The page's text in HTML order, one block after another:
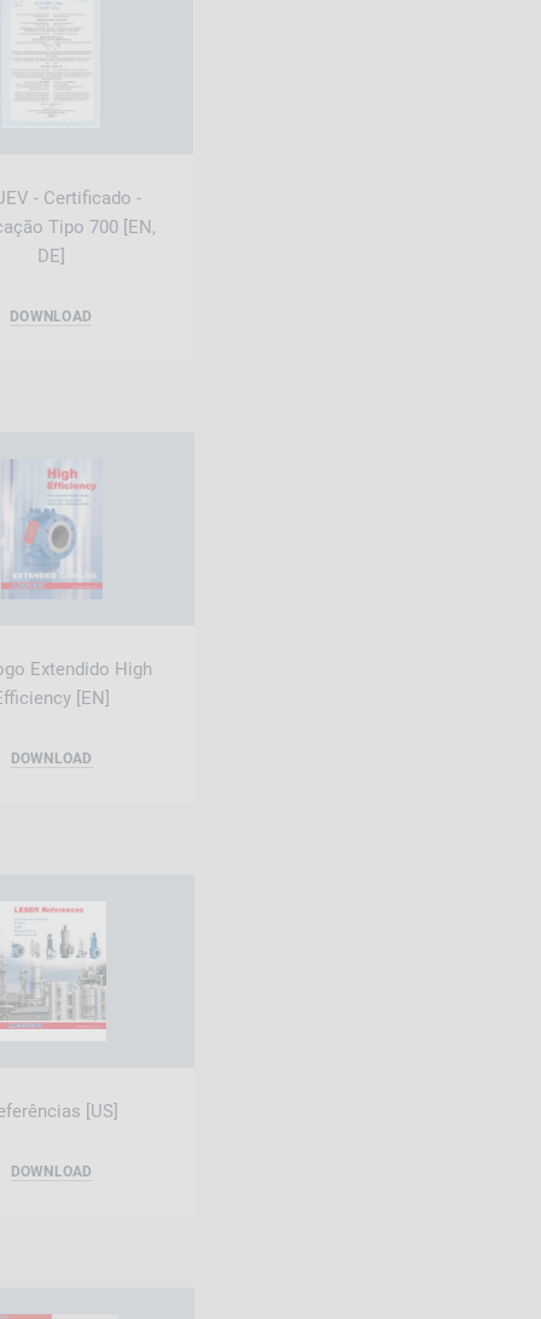
- Certificado -
Tipo 700 [EN,
DE]
DOWNLOAD
Extendido High
[EN]
DOWNLOAD
[US]
DOWNLOAD